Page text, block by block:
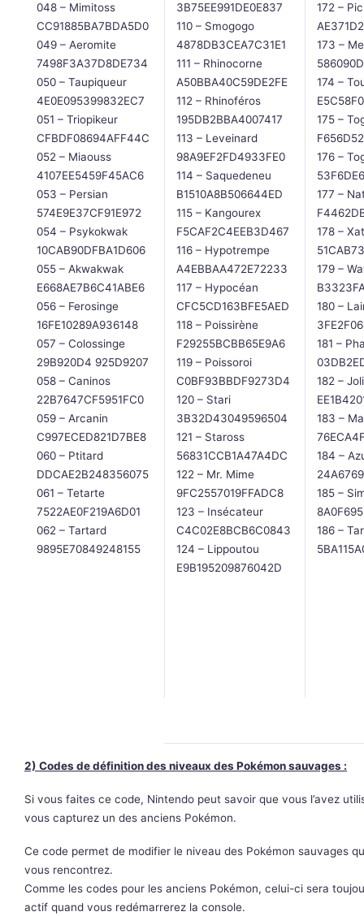
048 – Mimitoss
CC91885BA7BDA5D0
049 – Aeromite
7498F3A37D8DE734
050 – Taupiqueur
4E0E095399832EC7
051 – Triopikeur
CFBDF08694AFF44C
052 – Miaouss
4107EE5459F45AC6
053 – Persian
574E9E37CF91E972
054 – Psykokwak
10CAB90DFBA1D606
055 – Akwakwak
E668AE7B6C41ABE6
056 – Ferosinge
16FE10289A936148
057 – Colossinge
29B920D4 925D9207
058 – Caninos
22B7647CF5951FC0
059 – Arcanin
C997ECED821D7BE8
060 – Ptitard
DDCAE2B248356075
061 – Tetarte
7522AE0F219A6D01
062 – Tartard
9895E70849248155
3B75EE991DE0E837
110 – Smogogo
4878DB3CEA7C31E1
111 – Rhinocorne
A50BBA40C59DE2FE
112 – Rhinoféros
195DB2BBA4007417
113 – Leveinard
98A9EF2FD4933FE0
114 – Saquedeneu
B1510A8B506644ED
115 – Kangourex
F5CAF2C4EEB3D467
116 – Hypotrempe
A4EBBAA472E72233
117 – Hypocéan
CFC5CD163BFE5AED
118 – Poissirène
F29255BCBB65E9A6
119 – Poissoroi
C0BF93BBDF9273D4
120 – Stari
3B32D43049596504
121 – Staross
56831CCB1A47A4DC
122 – Mr. Mime
9FC2557019FFADC8
123 – Insécateur
C4C02E8BCB6C0843
124 – Lippoutou
E9B195209876042D
172 –
173 –
174 –
175 –
176 –
177 –
178 –
179 –
180 –
181 –
182 –
183 –
184 –
185 –
186 –
2) Codes de définition des niveaux des Pokémon sauvages :
Si vous faites ce code, Nintendo peut savoir que vous l’avez
vous capturez un des anciens Pokémon.
Ce code permet de modifier le niveau des Pokémon sauvages
vous rencontrez.
Comme les codes pour les anciens Pokémon, celui-ci sera
actif quand vous redémarrerez la console.